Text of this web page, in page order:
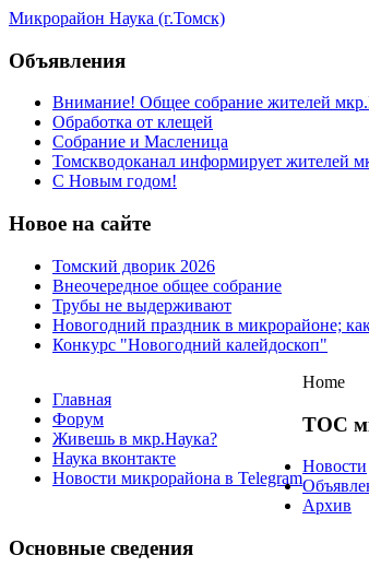
Микрорайон Наука (г.Томск)
Объявления
Внимание! Общее собрание жителей
Обработка от клещей
Собрание и Масленица
Томскводоканал информирует жителей
С Новым годом!
Новое на сайте
Томский дворик 2026
Внеочередное общее собрание
Трубы не выдерживают
Новогодний праздник в микрорайоне;
Конкурс "Новогодний калейдоскоп"
Главная
Форум
Живешь в мкр.Наука?
Наука вконтакте
Новости микрорайона в Telegram
Home
ТОС
Новости
Архив
Основные сведения